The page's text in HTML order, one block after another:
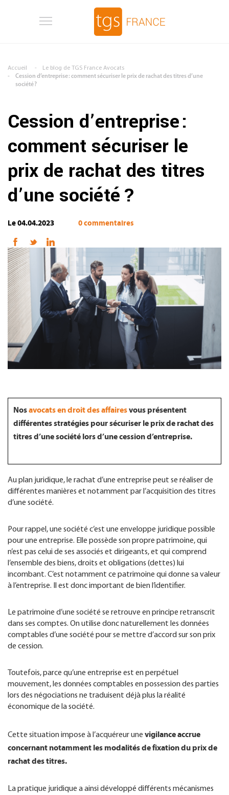
FR
Accueil
Le blog de TGS France Avocats
Cession d’entreprise : comment sécuriser le prix de rachat des titres d’une
société ?
Cession d’entreprise :
comment sécuriser le
prix de rachat des titres
d’une société ?
Le 04.04.2023 0 commentaires
Nosavocats en droit des affairesvous présentent
différentes stratégies pour sécuriser le prix de rachat des
titres d’une société lors d’une cession d’entreprise.
Au plan juridique, le rachat d’une entreprise peut se réaliser de
différentes manières et notamment par l’acquisition des titres
d’une société.
Pour rappel, une société c’est une enveloppe juridique possible
pour une entreprise. Elle possède son propre patrimoine, qui
n’est pas celui de ses associés et dirigeants, et qui comprend
l’ensemble des biens, droits et obligations (dettes) lui
incombant. C’est notamment ce patrimoine qui donne sa valeur
à l’entreprise. Il est donc important de bien l’identifier.
Le patrimoine d’une société se retrouve en principe retranscrit
dans ses comptes. On utilise donc naturellement les données
comptables d’une société pour se mettre d’accord sur son prix
de cession.
Toutefois, parce qu’une entreprise est en perpétuel
mouvement, les données comptables en possession des parties
lors des négociations ne traduisent déjà plus la réalité
économique de la société.
Cette situation impose à l’acquéreur une vigilance accrue
concernant notamment les modalités de fixation du prix de
rachat des titres.
La pratique juridique a ainsi développé différents mécanismes